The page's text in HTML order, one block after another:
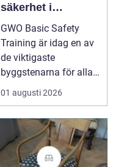
säkerhet i
vindkraftsbransch
en
GWO Basic Safety
Training är idag en av
de viktigaste
byggstenarna för alla
som vill arbet...
01 augusti 2026